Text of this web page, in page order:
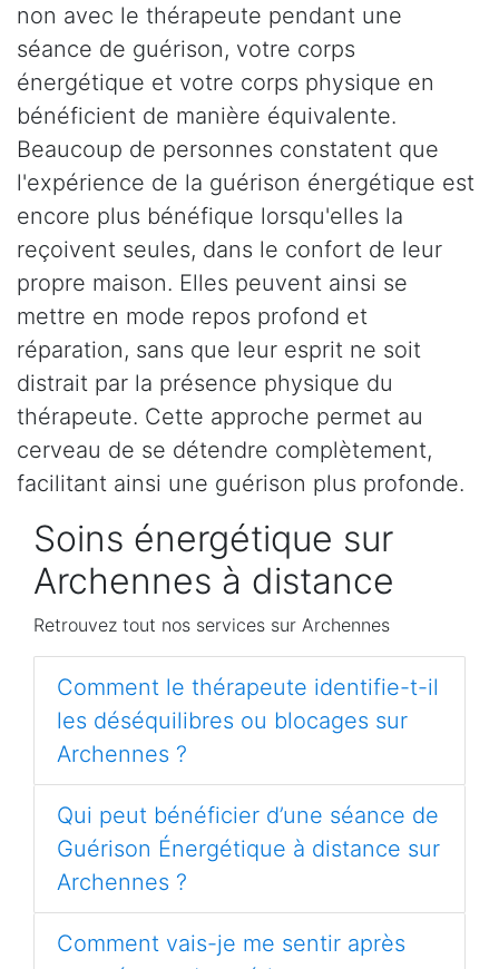
non avec le thérapeute pendant une
séance de guérison, votre corps
énergétique et votre corps physique en
bénéficient de manière équivalente.
Beaucoup de personnes constatent que
l'expérience de la guérison énergétique est
encore plus bénéfique lorsqu'elles la
reçoivent seules, dans le confort de leur
propre maison. Elles peuvent ainsi se
mettre en mode repos profond et
réparation, sans que leur esprit ne soit
distrait par la présence physique du
thérapeute. Cette approche permet au
cerveau de se détendre complètement,
facilitant ainsi une guérison plus profonde.
Soins énergétique sur
Archennes à distance
Retrouvez tout nos services sur Archennes
Comment le thérapeute identifie-t-il
les déséquilibres ou blocages sur
Archennes ?
Qui peut bénéficier d’une séance de
Guérison Énergétique à distance sur
Archennes ?
Comment vais-je me sentir après